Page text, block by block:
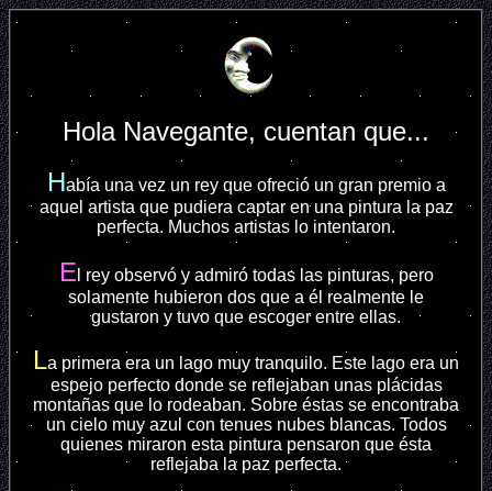
Hola Navegante, cuentan que...
Había una vez un rey que ofreció un gran premio a
aquel artista que pudiera captar en una pintura la paz
perfecta. Muchos artistas lo intentaron.
E l rey observó y admiró todas las pinturas, pero
solamente hubieron dos que a él realmente le
gustaron y tuvo que escoger entre ellas.
La primera era un lago muy tranquilo. Este lago era un
espejo perfecto donde se reflejaban unas plácidas
montañas que lo rodeaban. Sobre éstas se encontraba
un cielo muy azul con tenues nubes blancas. Todos
quienes miraron esta pintura pensaron que ésta
reflejaba la paz perfecta.